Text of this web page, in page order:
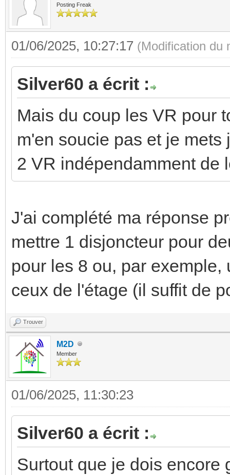
Posting Freak
01/06/2025, 10:27:17 (Modification du
Silver60 a écrit :
Mais du coup les VR pour
m'en soucie pas et je
2 VR indépendamment de
J'ai complété ma réponse
mettre 1 disjoncteur pour
pour les 8 ou, par
ceux de l'étage (il suffit de
Trouver
M2D
Member
01/06/2025, 11:30:23
Silver60 a écrit :
Surtout que je dois encore